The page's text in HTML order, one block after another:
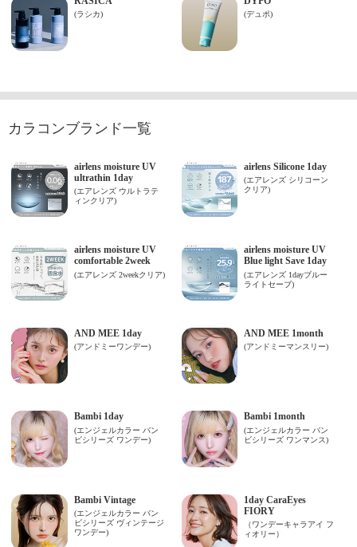
カラコンブランド一覧